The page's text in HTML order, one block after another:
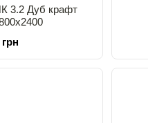
3.2 Дуб крафт